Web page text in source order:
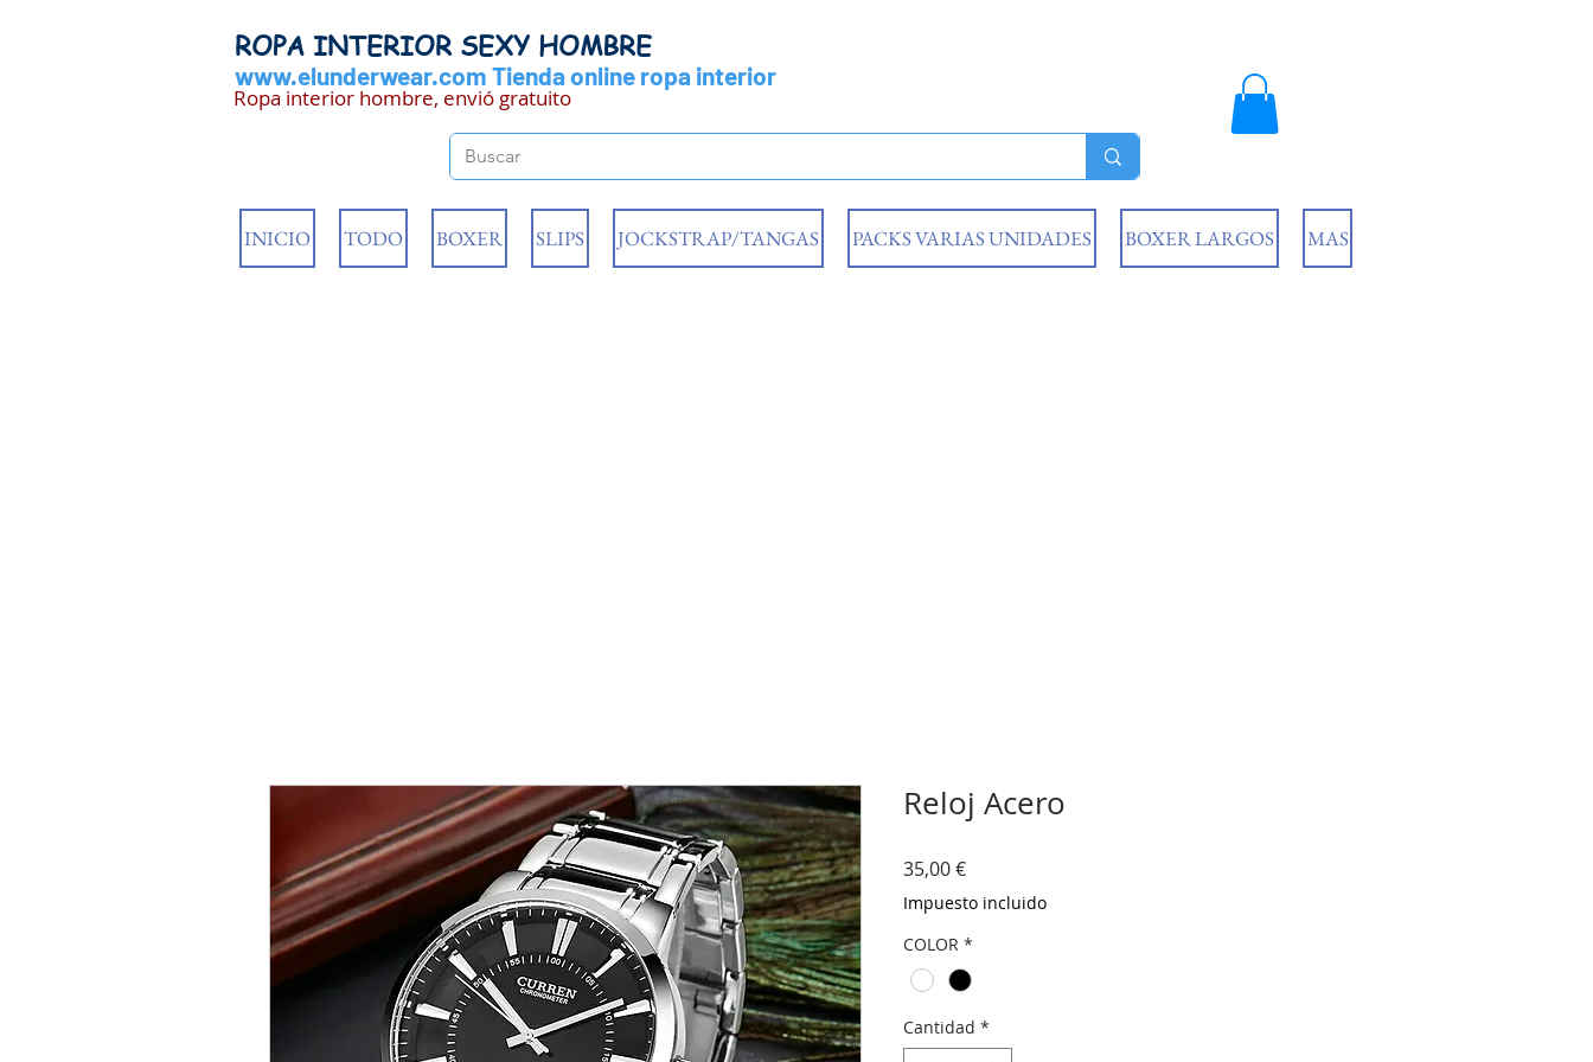
ROPA INTERIOR SEXY HOMBRE
www.elunderwear.com Tienda online ropa interior
Ropa interior hombre, envió gratuito
INICIO TODO BOXER SLIPS JOCKSTRAP/TANGAS PACKS VARIAS UNIDADES BOXER LARGOS MAS
Reloj Acero
35,00 €Precio
Impuesto incluido
COLOR *
Cantidad *